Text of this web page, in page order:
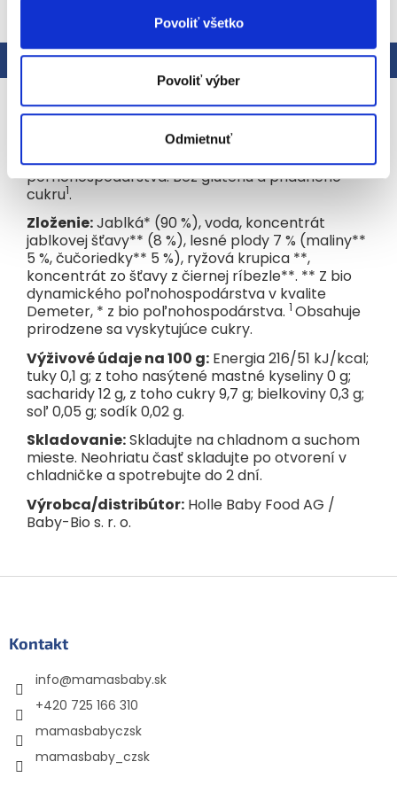
Povoliť všetko
Povoliť výber
Odmietnuť
Popis Hodnotenie
Podrobný popis
Ovocný príkrm vhodný pre deti od ukončeného
8. mesiaca. Pripravené z bio dynamického
poľnohospodárstva. Bez gluténu a pridaného
cukru1.
Zloženie:Jablká* (90 %), voda, koncentrát
jablkovej šťavy** (8 %), lesné plody 7 % (maliny**
5 %, čučoriedky** 5 %), ryžová krupica **,
koncentrát zo šťavy z čiernej ríbezle**. ** Z bio
dynamického poľnohospodárstva v kvalite
Demeter, * z bio poľnohospodárstva. 1 Obsahuje
prirodzene sa vyskytujúce cukry.
Výživové údaje na 100 g: Energia 216/51 kJ/kcal;
tuky 0,1 g; z toho nasýtené mastné kyseliny 0 g;
sacharidy 12 g, z toho cukry 9,7 g; bielkoviny 0,3 g;
soľ 0,05 g; sodík 0,02 g.
Skladovanie:Skladujte na chladnom a suchom
mieste. Neohriatu časť skladujte po otvorení v
chladničke a spotrebujte do 2 dní.
Výrobca/distribútor: Holle Baby Food AG /
Baby-Bio s. r. o.
Kontakt
info@mamasbaby.sk
+420 725 166 310
mamasbabyczsk
mamasbaby_czsk